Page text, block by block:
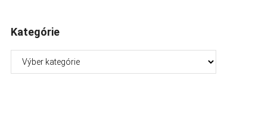
Kategórie